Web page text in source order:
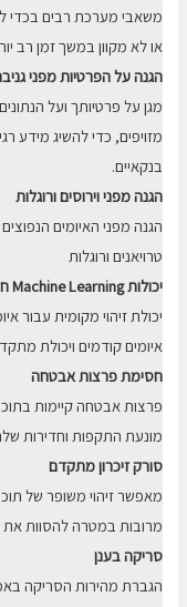
משאבי מערכת רבים בכדי
או לא מקוון במשך זמן רב
הגנה על הפרטיות מפני
מגן על פרטיותך ועל
מזויפים, כדי להשיג מידע
בנקאיים.
הגנה מפני וירוסים ורוגלות
הגנה מפני האיומים הנפוצים
טרויאנים ורוגלות
יכולות Machine Learning חדש
יכולת זיהוי מקומית עבור
איומים קודמים ויכולת
חסימת פרצות אבטחה
פרצות אבטחה קיימות
מונעת התקפות וחדירות
סורק זיכרון מתקדם
מאפשר זיהוי משופר של
מרובות במטרה להסוות את
סריקה בענן
הגברת מהירות הסריקה